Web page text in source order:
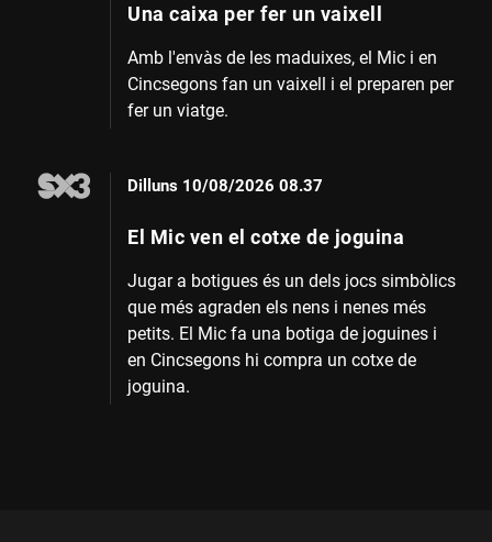
Una caixa per fer un vaixell
Amb l'envàs de les maduixes, el Mic i en
Cincsegons fan un vaixell i el preparen per
fer un viatge.
Dilluns 10/08/2026 08.37
El Mic ven el cotxe de joguina
Jugar a botigues és un dels jocs simbòlics
que més agraden els nens i nenes més
petits. El Mic fa una botiga de joguines i
en Cincsegons hi compra un cotxe de
joguina.